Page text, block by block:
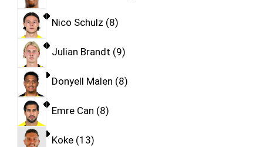
Nico Schulz 8
Julian Brandt 9
Donyell Malen 8
Emre Can 8
Koke 13